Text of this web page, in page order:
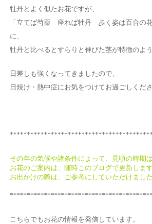
牡丹とよく似たお花ですが、
「立てば芍薬 座れば牡丹 歩く姿は百合の
に、
牡丹と比べるとすらりと伸びた茎が特徴のよう
日差しも強くなってきましたので、
日焼け・熱中症にお気をつけてお過ごしくださ
その年の気候や諸条件によって、見頃の時期
お花のご案内は、随時このブログで更新します
お出かけの際は、ご参考にしていただけまし
こちらでもお花の情報を発信しています。